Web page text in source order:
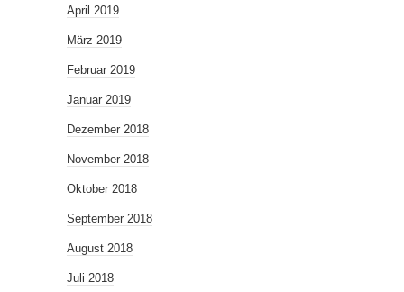
April 2019
März 2019
Februar 2019
Januar 2019
Dezember 2018
November 2018
Oktober 2018
September 2018
August 2018
Juli 2018